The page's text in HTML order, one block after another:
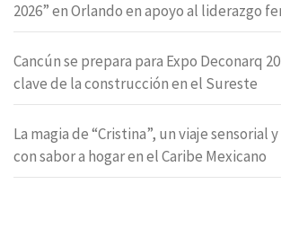
2026” en Orlando en apoyo al liderazgo
Cancún se prepara para Expo Deconarq
clave de la construcción en el Sureste
La magia de “Cristina”, un viaje sensorial
con sabor a hogar en el Caribe Mexicano